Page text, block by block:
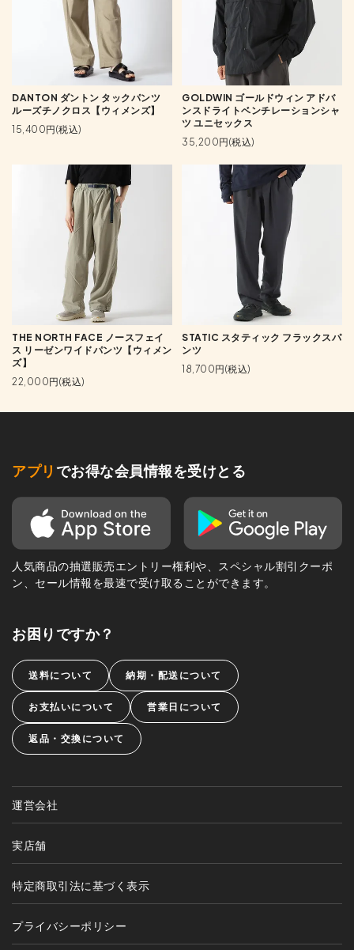
DANTON ダントン タックパンツ
ルーズチノクロス【ウィメンズ】
15,400円(税込)
GOLDWIN ゴールドウィン アドバ
ンスドライトベンチレーションシャ
ツ ユニセックス
35,200円(税込)
THE NORTH FACE ノースフェイ
ス リーゼンワイドパンツ【ウィメン
ズ】
22,000円(税込)
STATIC スタティック フラックスパ
ンツ
18,700円(税込)
アプリ でお得な会員情報を受けとる
人気商品の抽選販売エントリー権利や、スペシャル割引クーポ
ン、セール情報を最速で受け取ることができます。
お困りですか？
送料について 納期・配送について
お支払いについて 営業日について
返品・交換について
運営会社
実店舗
特定商取引法に基づく表示
プライバシーポリシー